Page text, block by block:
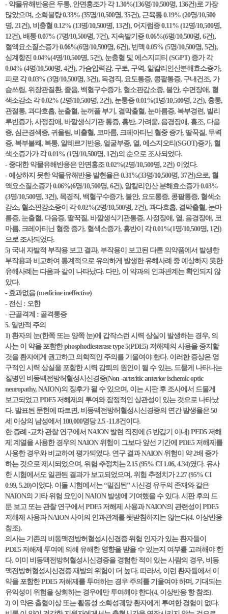
- 약물유해반응은 두통, 안면홍조가 각 1.30%(136명/10,500명, 136건)로 가장
많았으며, 소화불량 0.33% (35명/10,500명, 35건), 근육통 0.19% (20명/10,500
명, 21건), 비충혈 0.12% (13명/10,500명, 13건), 어지럼증 0.11% (12명/10,500명,
12건), 배통 0.07% (7명/10,500명, 7건), 지속발기증 0.06%(6명/10,500명, 6건),
혈액요소질소증가 0.06%(6명/10,500명, 6건), 빈맥 0.05% (5명/10,500명, 5건),
심계항진 0.04%(4명/10,500명, 5건), 눈충혈 및 에스지피티 (SGPT) 증가 각
0.04% (4명/10,500명, 4건), 가슴압력감, 구토, 구역, 알칼리인산분해효소증가,
피로 각 0.03% (3명/10,500명, 3건), 목경직, 요도통증, 콩팥통증, 구내건조, 가
슴쓰림, 위장관질환, 졸음, 백혈구수증가, 혈소판감소증, 불안, 수면장애, 혈
색소감소 각 0.02% (2명/10,500명, 2건), 눈통증 0.01%(1명/10,500명, 2건), 흉통,
관절통, 과다호흡, 눈출혈, 눈꺼풀 부기, 결막출혈, 눈마름증, 복부경련, 빌리
루빈증가, 사정장애, 바깥생식기관 통증, 홍반, 가려움, 음경장애, 홍조, 다음
증, 심근경색증, 귀울림, 비출혈, 코마름, 크레아티닌 혈중 증가, 딸꾹질, 무력
증, 복부불쾌, 복통, 알레르기반응, 얼굴부종, 열, 에스지오티(SGOT)증가, 혈
색소증가가 각 0.01% (1명/10,500명, 1건)의 순으로 조사되었다.
- 중대한 약물유해반응은 안면홍조 0.02%(2명/10,500명, 2건) 이었다.
- 예상하지 못한 약물유해반응 발현율은 0.31%(33명/10,500명, 37건)으로, 혈
액요소질소증가 0.06%(6명/10,500명, 6건), 알칼리인산 분해효소증가 0.03%
(3명/10,500명, 3건), 목경직, 백혈구수증가, 불안, 요도통증, 콩팥통증, 혈색소
감소, 혈소판감소증이 각 0.02%(2명/10,500명, 2건), 과다호흡, 결막출혈, 눈마
름증, 눈출혈, 다음증, 딸꾹질, 바깥생식기관통증, 사정장애, 열, 음경장애, 코
마름, 크레아티닌 혈중 증가, 혈색소증가, 홍반이 각 0.01%(1명/10,500명, 1건)
으로 조사되었다.
5) 국내 자발적 부작용 보고 결과, 부작용이 보고된 다른 의약품에서 발생한
부작용과 비교하여 통계적으로 유의하게 발생한 유해사례 중 예상하지 못한
유해사례는 다음과 같이 나타났다. 다만, 이 약과의 인과관계는 확인되지 않
았다.
- 효과없음 (medicine ineffective)
- 전신 : 오한
- 근골격계 : 골격통증
5. 일반적 주의
1) 환자의 눈(한쪽 또는 양쪽 눈)에 갑작스런 시력 상실이 발생하는 경우, 의
사는 이 약을 포함한 phosphodiesterase type 5(PDE5) 저해제의 사용을 중지할
것을 환자에게 권고하고 의학적인 주의를 기울여야 한다. 이러한 증상은 영
구적인 시력 상실을 포함한 시력 감퇴의 원인이 될 수 있는, 드물게 나타나는
질병인 비동맥전방허혈성시신경증(Non -arteritic anterior ischemic optic
neuropathy, NAION)의 징후가 될 수 있으며, 이는 시판 후 조사에서 드물게
보고되었고 PDE5 저해제의 투여와 잠정적인 상관성이 있는 것으로 나타났
다. 발표된 문헌에 따르면, 비동맥전방허혈성시신경증의 연간 발생율은 50
세 이상의 남성에서 100,000명당 2.5 -11.8건이다.
한 증례 -교차 관찰 연구에서 NAION 발현 직전에 (5 반감기 이내) PED5 저해
제 계열을 사용한 경우의 NAION 위험이 그보다 앞선 기간에 PDE5 저해제를
사용한 경우와 비교하여 평가되었다. 연구 결과 NAION 위험이 약 2배 증가
하는 것으로 제시되었으며, 위험 추정치는 2.15 (95% CI 1.06, 4.34)였다. 유사
한 시험에서도 일관된 결과가 보고되었으며, 위험 추정치가 2.27 (95% CI
0.99, 5.20)이었다. 이들 시험에서는 “밀집된” 시신경 유두의 존재와 같은
NAION의 기타 위험 요인이 NAION 발생에 기여했을 수 있다. 시판 후의 드
문 보고 또는 관찰 연구에서 PDE5 저해제 사용과 NAION의 관련성이 PDE5
저해제 사용과 NAION 사이의 인과관계를 뒷받침하지는 않는다(4. 이상반응
참조).
의사는 기존의 비동맥전방허혈성시신경증 위험 인자가 있는 환자들이
PDE5 저해제 투여에 의해 유해한 영향을 받을 수 있는지 여부를 고려해야 한
다. 이미 비동맥전방허혈성시신경증을 경험한 적이 있는 사람의 경우, 비동
맥전방허혈성시신경증 재발의 위험이 더 높다. 따라서, 이런 환자들에서 이
약을 포함한 PDE5 저해제를 투여하는 경우 주의를 기울여야 하며, 기대되는
유익성이 위험을 상회하는 경우에만 투여해야 한다(4. 이상반응 항 참조).
2) 이 약은 출혈이상 또는 활동성 소화성궤양 환자에게 투여한 경험이 없다.